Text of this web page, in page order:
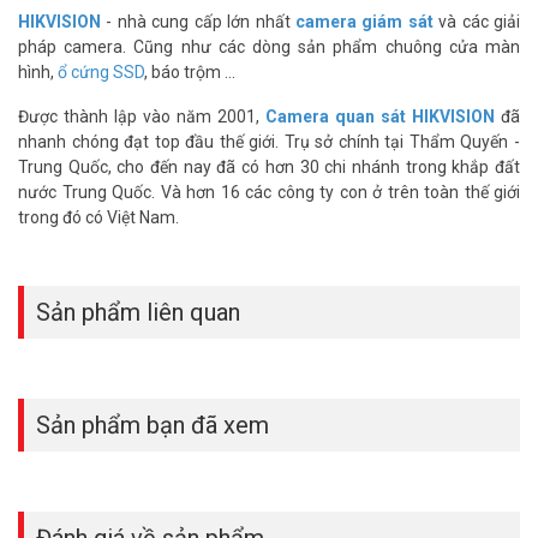
được ngâm nước tạm thời. Hai tiêu chuẩn này phù hợp lắp đặt tại
cổng, sân, hành lang ngoài trời. Nguồn cấp linh hoạt qua PoE
802.3af hoặc nguồn DC 12V.
Camera PoE Hikvision 2MP bán cầu chỉ cần một dây mạng duy
nhất. Không cần kéo thêm dây nguồn riêng, lắp đặt gọn gàng và
tiết kiệm chi phí thi công. Chống ngược sáng DWDR và khử nhiễu 3D
DNR giúp hình ảnh ổn định. Với hơn 16 năm kinh nghiệm, Vũ Hoàng
Telecom đã lắp đặt hàng nghìn camera Hikvision cho gia đình và
Xem thêm:
Telecom
– Cảm biến 1/2.9″ progressive scan CMOS
– Chuẩn nén H.265 , H.265+ , H.264 , H.264+ ; Hỗ trợ 2 luồng dữ liệu
– Ống kính 2.8/4mm
HIKVISION - nhà cung cấp lớn nhất camera giám sátvà các giải
pháp camera. Cũng như các dòng sản phẩm chuông cửa màn
hình, ổ cứng SSD, báo trộm ...
Được thành lập vào năm 2001, Camera quan sát HIKVISION đã
nhanh chóng đạt top đầu thế giới. Trụ sở chính tại Thẩm Quyến -
Trung Quốc, cho đến nay đã có hơn 30 chi nhánh trong khắp đất
nước Trung Quốc. Và hơn 16 các công ty con ở trên toàn thế giới
trong đó có Việt Nam.
Sản phẩm liên quan
Sản phẩm bạn đã xem